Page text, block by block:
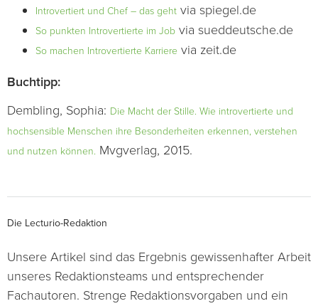
Introvertiert und Chef – das geht via spiegel.de
So punkten Introvertierte im Job via sueddeutsche.de
So machen Introvertierte Karriere via zeit.de
Buchtipp:
Dembling, Sophia: Die Macht der Stille. Wie introvertierte und
hochsensible Menschen ihre Besonderheiten erkennen, verstehen
und nutzen können. Mvgverlag, 2015.
Die Lecturio-Redaktion
Unsere Artikel sind das Ergebnis gewissenhafter Arbeit
unseres Redaktionsteams und entsprechender
Fachautoren. Strenge Redaktionsvorgaben und ein